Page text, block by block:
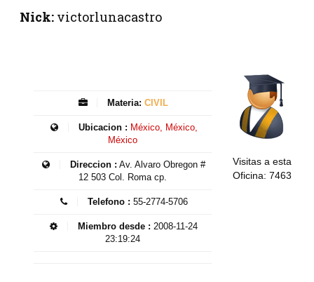
Nick:victorlunacastro
Materia: CIVIL
Ubicacion : México, México,
México
Direccion : Av. Alvaro Obregon #
12 503 Col. Roma cp.
Telefono : 55-2774-5706
Miembro desde : 2008-11-24
23:19:24
Visitas a esta
Oficina: 7463